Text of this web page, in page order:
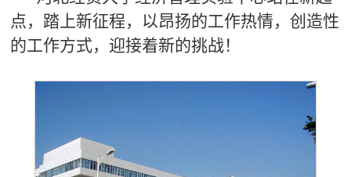
点，踏上新征程，以昂扬的工作热情，创造性
的工作方式，迎接着新的挑战！